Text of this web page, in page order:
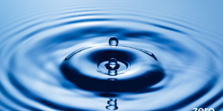
Filtros